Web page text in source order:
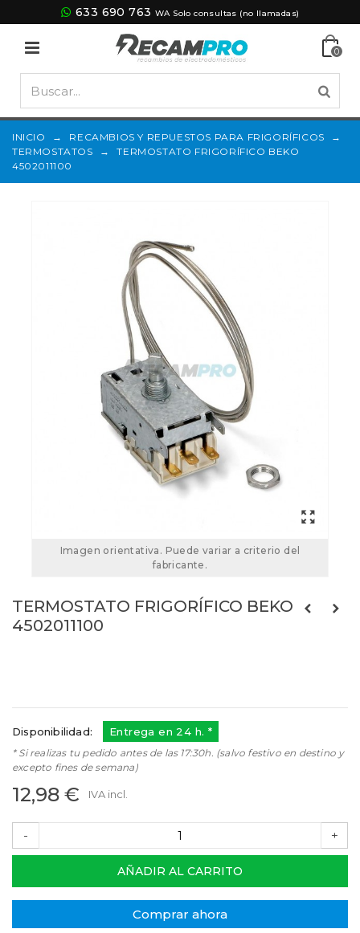
633 690 763 WA Solo consultas (no llamadas)
0
INICIO → RECAMBIOS Y REPUESTOS PARA FRIGORÍFICOS
→
TERMOSTATOS
→
TERMOSTATO FRIGORÍFICO BEKO
4502011100
Imagen orientativa. Puede variar a criterio del
fabricante.
TERMOSTATO FRIGORÍFICO BEKO
4502011100
Disponibilidad: Entrega en 24 h. *
* Si realizas tu pedido antes de las 17:30h. (salvo festivo en destino y
excepto fines de semana)
12,98 € IVA incl.
- +
AÑADIR AL CARRITO
Comprar ahora